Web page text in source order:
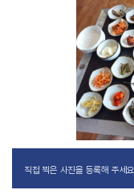
직접 찍은 사진을 등록해 주세요.